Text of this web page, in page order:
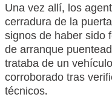
Una vez allí, los
cerradura de la
signos de haber sido
de arranque
trataba de un
corroborado tras
técnicos.